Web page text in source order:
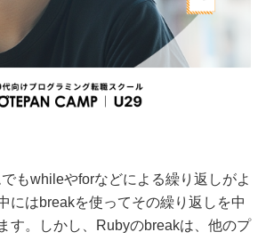
もwhileやforなどによる繰り返しがよ
にはbreakを使ってその繰り返しを中
す。しかし、Rubyのbreakは、他のプ